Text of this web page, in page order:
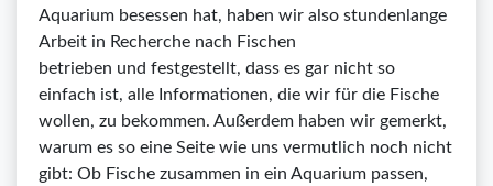
Aquarium besessen hat, haben wir also stundenlange
Arbeit in Recherche nach Fischen
betrieben und festgestellt, dass es gar nicht so
einfach ist, alle Informationen, die wir für die Fische
wollen, zu bekommen. Außerdem haben wir gemerkt,
warum es so eine Seite wie uns vermutlich noch nicht
gibt: Ob Fische zusammen in ein Aquarium passen,